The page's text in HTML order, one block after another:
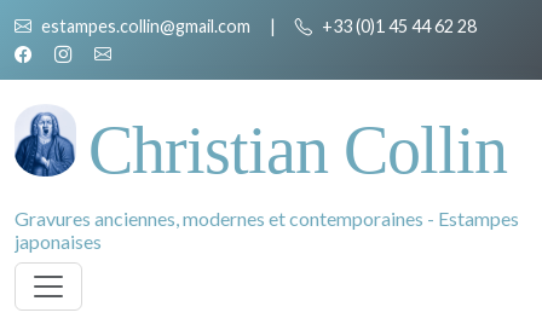
estampes.collin@gmail.com | +33 (0)1 45 44 62 28
Christian Collin
Gravures anciennes, modernes et contemporaines - Estampes
japonaises